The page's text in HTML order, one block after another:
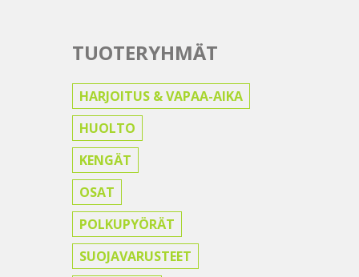
TUOTERYHMÄT
HARJOITUS & VAPAA-AIKA
HUOLTO
KENGÄT
OSAT
POLKUPYÖRÄT
SUOJAVARUSTEET